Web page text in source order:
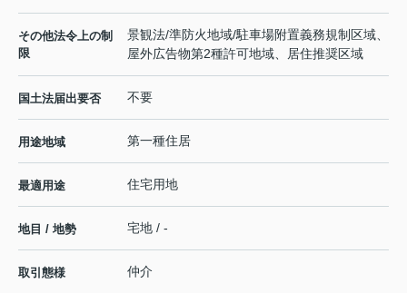
その他法令上の制
限
景観法/準防火地域/駐車場附置義務規制区域、
屋外広告物第2種許可地域、居住推奨区域
国土法届出要否 不要
用途地域 第一種住居
最適用途 住宅用地
地目 / 地勢 宅地 / -
取引態様 仲介